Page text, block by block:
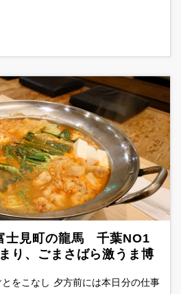
士見町の龍馬 千葉NO1
り、ごまさばら激うま博
をこなし 夕方前には本日分の仕事